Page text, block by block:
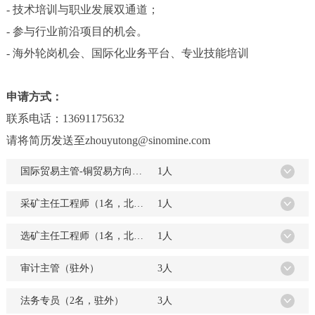
- 技术培训与职业发展双通道；
- 参与行业前沿项目的机会。
- 海外轮岗机会、国际化业务平台、专业技能培训
申请方式：
联系电话：13691175632
请将简历发送至zhouyutong@sinomine.com
国际贸易主管-铜贸易方向（1名，北京） 1人
采矿主任工程师（1名，北京） 1人
选矿主任工程师（1名，北京） 1人
审计主管（驻外） 3人
法务专员（2名，驻外） 3人